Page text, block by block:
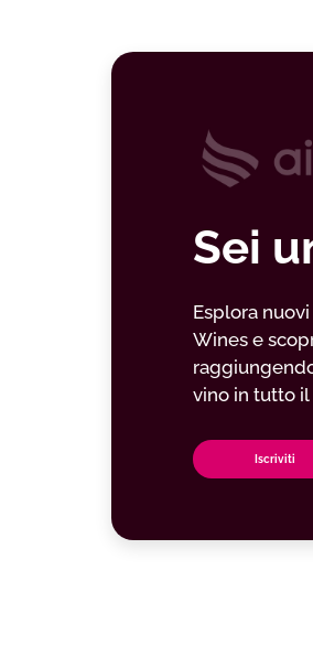
Sei
Esplora
Wines e
vino in tutto il
Iscriviti